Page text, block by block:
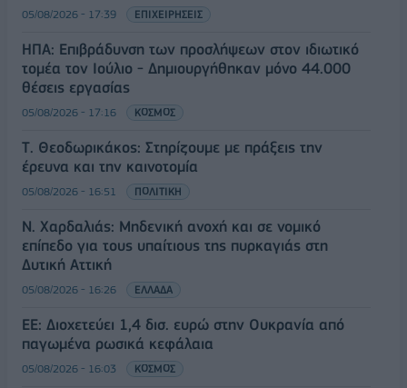
05/08/2026 - 17:39 ΕΠΙΧΕΙΡΗΣΕΙΣ
ΗΠΑ: Επιβράδυνση των προσλήψεων στον ιδιωτικό
τομέα τον Ιούλιο - Δημιουργήθηκαν μόνο 44.000
θέσεις εργασίας
05/08/2026 - 17:16 ΚΟΣΜΟΣ
Τ. Θεοδωρικάκος: Στηρίζουμε με πράξεις την
έρευνα και την καινοτομία
05/08/2026 - 16:51 ΠΟΛΙΤΙΚΗ
Ν. Χαρδαλιάς: Μηδενική ανοχή και σε νομικό
επίπεδο για τους υπαίτιους της πυρκαγιάς στη
Δυτική Αττική
05/08/2026 - 16:26 ΕΛΛΑΔΑ
ΕΕ: Διοχετεύει 1,4 δισ. ευρώ στην Ουκρανία από
παγωμένα ρωσικά κεφάλαια
05/08/2026 - 16:03 ΚΟΣΜΟΣ